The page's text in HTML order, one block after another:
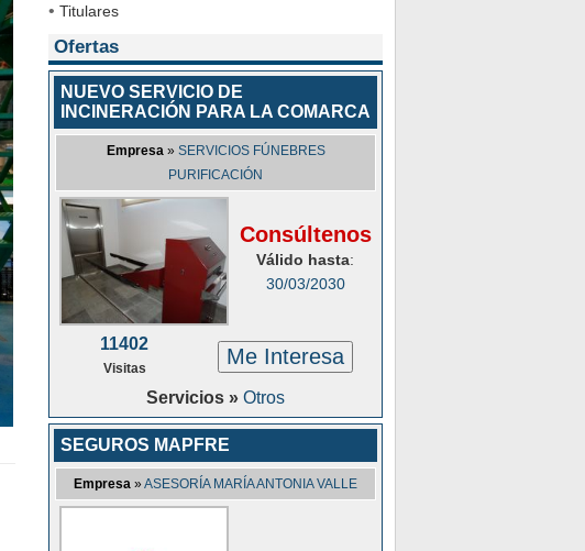
• Titulares
Ofertas
NUEVO SERVICIO DE
INCINERACIÓN PARA LA COMARCA
Empresa» SERVICIOS FÚNEBRES
PURIFICACIÓN
Consúltenos
Válido hasta:
30/03/2030
11402
Visitas Me Interesa
Servicios » Otros
SEGUROS MAPFRE
Empresa »ASESORÍA MARÍA ANTONIA VALLE